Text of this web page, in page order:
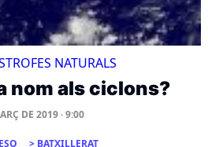
NATURALS
nom als ciclons?
DE 2019 · 9:00
BATXILLERAT